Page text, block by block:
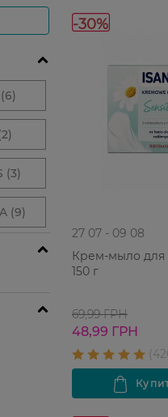
-30%
27 07 - 09 08
Крем-мыло для
150 г
69,99 ГРН
48,99 ГРН